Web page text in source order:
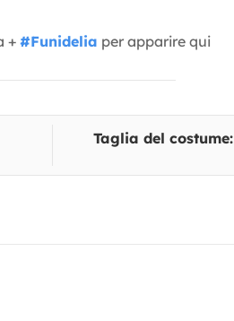
+#Funidelia per apparire qui
Taglia del costume: